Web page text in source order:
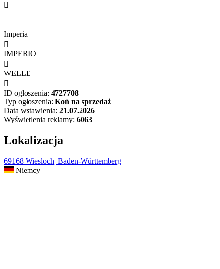

Imperia

IMPERIO

WELLE

ID ogłoszenia: 4727708
Typ ogłoszenia: Koń na sprzedaż
Data wstawienia: 21.07.2026
Wyświetlenia reklamy: 6063
Lokalizacja
69168 Wiesloch, Baden-Württemberg
Niemcy